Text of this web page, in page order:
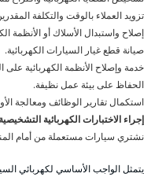
تزويد العملاء بالوقت والتكلفة
إصلاح واستبدال الأسلاك أو الأنظمة
صيانة قطع غيار السيارات الكهربائية.
خدمة وإصلاح الأنظمة الكهربائية على
الحفاظ على بيئة عمل نظيفة.
استكمال تقارير الوظائف ومعالجة
إجراء الاختبارات الكهربائية
نشتري سيارات مستعملة من أمام
يتمثل الواجب الأساسي لكهربائي